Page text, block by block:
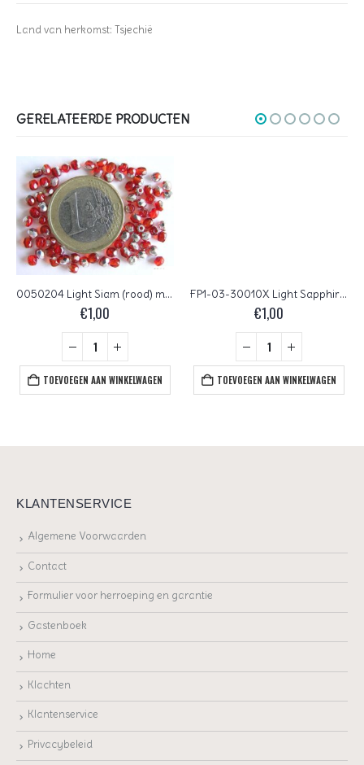
Land van herkomst: Tsjechië
GERELATEERDE PRODUCTEN
0050204 Light Siam (rood) met half zilverkleur Czech Glass Facet Firepolish 3mm 75 stuks
€1,00
TOEVOEGEN AAN WINKELWAGEN
FP1-03-30010X Light Sapphire AB Czech Glass Facet Firepolish 3mm 50 stuks
€1,00
TOEVOEGEN AAN WINKELWAGEN
KLANTENSERVICE
Algemene Voorwaarden
Contact
Formulier voor herroeping en garantie
Gastenboek
Home
Klachten
Klantenservice
Privacybeleid